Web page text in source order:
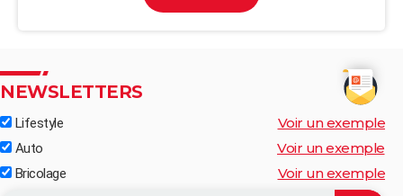
NEWSLETTERS
Lifestyle Voir un exemple
Auto Voir un exemple
Bricolage Voir un exemple